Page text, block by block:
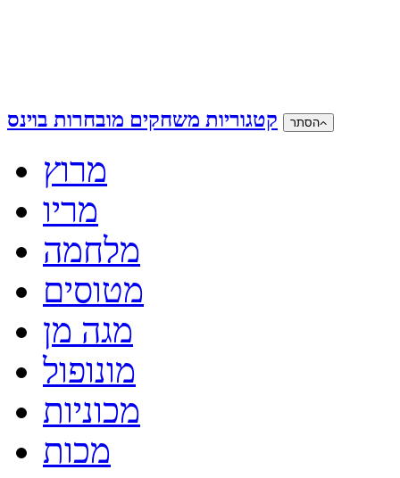
קטגוריות משחקים מובחרות בוינס הסתר
מרוץ
מריו
מלחמה
מטוסים
מגה מן
מונופול
מכוניות
מכות